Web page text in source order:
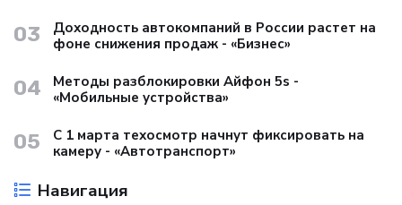
03
Доходность автокомпаний в России растет на
фоне снижения продаж - «Бизнес»
04
Методы разблокировки Айфон 5s -
«Мобильные устройства»
05
С 1 марта техосмотр начнут фиксировать на
камеру - «Автотранспорт»
Навигация